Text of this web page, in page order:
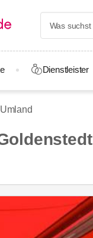
Dienstleister